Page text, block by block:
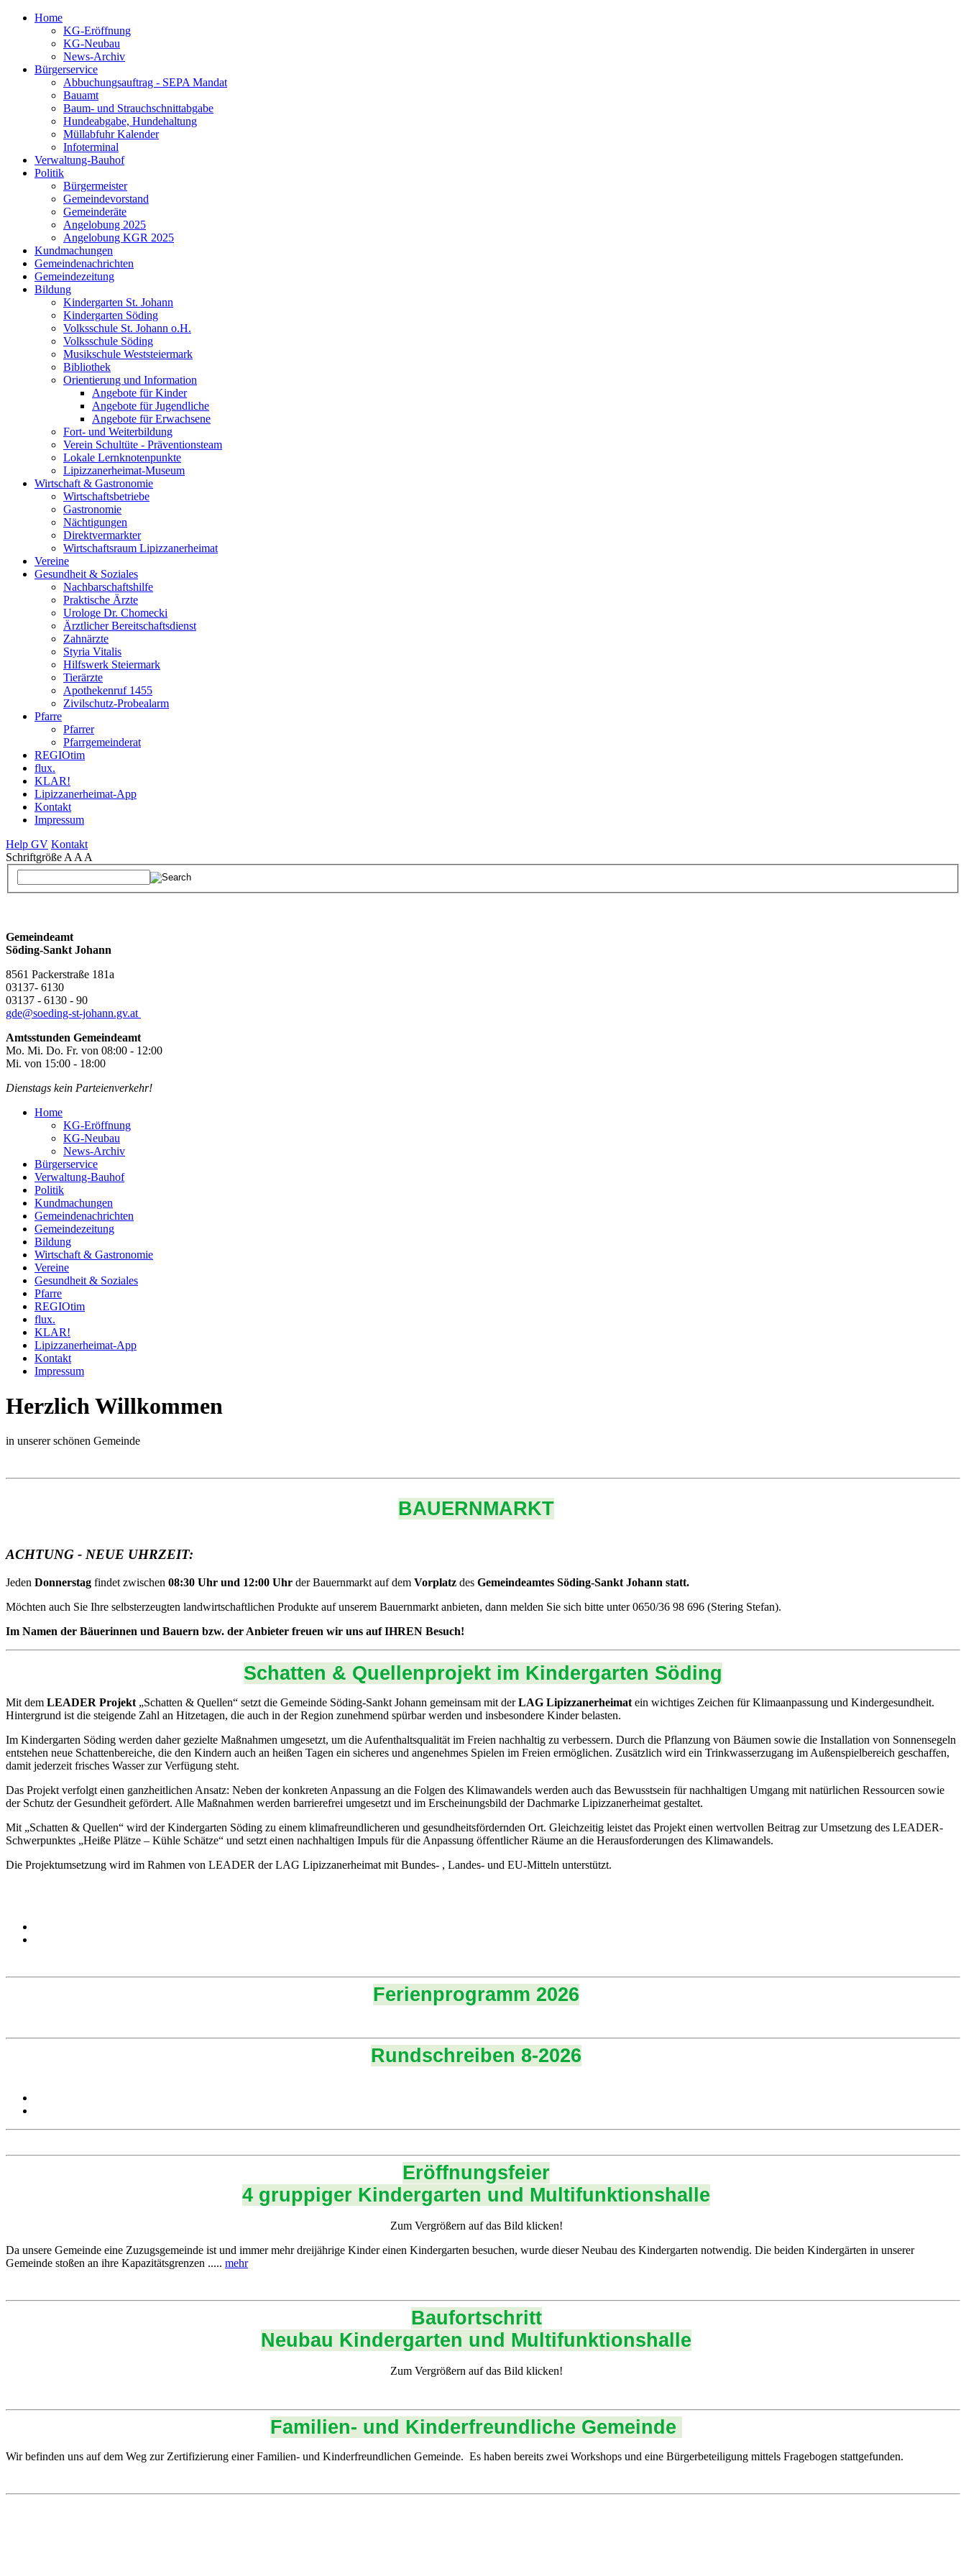
Home
KG-Eröffnung
KG-Neubau
News-Archiv
Bürgerservice
Abbuchungsauftrag - SEPA Mandat
Bauamt
Baum- und Strauchschnittabgabe
Hundeabgabe, Hundehaltung
Müllabfuhr Kalender
Infoterminal
Verwaltung-Bauhof
Politik
Bürgermeister
Gemeindevorstand
Gemeinderäte
Angelobung 2025
Angelobung KGR 2025
Kundmachungen
Gemeindenachrichten
Gemeindezeitung
Bildung
Kindergarten St. Johann
Kindergarten Söding
Volksschule St. Johann o.H.
Volksschule Söding
Musikschule Weststeiermark
Bibliothek
Orientierung und Information
Angebote für Kinder
Angebote für Jugendliche
Angebote für Erwachsene
Fort- und Weiterbildung
Verein Schultüte - Präventionsteam
Lokale Lernknotenpunkte
Lipizzanerheimat-Museum
Wirtschaft & Gastronomie
Wirtschaftsbetriebe
Gastronomie
Nächtigungen
Direktvermarkter
Wirtschaftsraum Lipizzanerheimat
Vereine
Gesundheit & Soziales
Nachbarschaftshilfe
Praktische Ärzte
Urologe Dr. Chomecki
Ärztlicher Bereitschaftsdienst
Zahnärzte
Styria Vitalis
Hilfswerk Steiermark
Tierärzte
Apothekenruf 1455
Zivilschutz-Probealarm
Pfarre
Pfarrer
Pfarrgemeinderat
REGIOtim
flux.
KLAR!
Lipizzanerheimat-App
Kontakt
Impressum
Help GV Kontakt
Schriftgröße A A A
Gemeindeamt
Söding-Sankt Johann
8561 Packerstraße 181a
03137- 6130
03137 - 6130 - 90
gde@soeding-st-johann.gv.at
Amtsstunden Gemeindeamt
Mo. Mi. Do. Fr. von 08:00 - 12:00
Mi. von 15:00 - 18:00
Dienstags kein Parteienverkehr!
Home
KG-Eröffnung
KG-Neubau
News-Archiv
Bürgerservice
Verwaltung-Bauhof
Politik
Kundmachungen
Gemeindenachrichten
Gemeindezeitung
Bildung
Wirtschaft & Gastronomie
Vereine
Gesundheit & Soziales
Pfarre
REGIOtim
flux.
KLAR!
Lipizzanerheimat-App
Kontakt
Impressum
Herzlich Willkommen
in unserer schönen Gemeinde
BAUERNMARKT
ACHTUNG - NEUE UHRZEIT:
Jeden Donnerstag findet zwischen 08:30 Uhr und 12:00 Uhr der Bauernmarkt auf dem Vorplatz des Gemeindeamtes Söding-Sankt Johann statt.
Möchten auch Sie Ihre selbsterzeugten landwirtschaftlichen Produkte auf unserem Bauernmarkt anbieten, dann melden Sie sich bitte unter 0650/36 98 696 (Stering Stefan).
Im Namen der Bäuerinnen und Bauern bzw. der Anbieter freuen wir uns auf IHREN Besuch!
Schatten & Quellenprojekt im Kindergarten Söding
Mit dem LEADER Projekt „Schatten & Quellen“ setzt die Gemeinde Söding-Sankt Johann gemeinsam mit derLAG Lipizzanerheimat ein wichtiges Zeichen für Klimaanpassung und Kindergesundheit.
Hintergrund ist die steigende Zahl an Hitzetagen, die auch in der Region zunehmend spürbar werden und insbesondere Kinder belasten.
Im Kindergarten Söding werden daher gezielte Maßnahmen umgesetzt, um die Aufenthaltsqualität im Freien nachhaltig zu verbessern. Durch die Pflanzung von Bäumen sowie die Installation von Sonnensegeln
entstehen neue Schattenbereiche, die den Kindern auch an heißen Tagen ein sicheres und angenehmes Spielen im Freien ermöglichen. Zusätzlich wird ein Trinkwasserzugang im Außenspielbereich geschaffen,
damit jederzeit frisches Wasser zur Verfügung steht.
Das Projekt verfolgt einen ganzheitlichen Ansatz: Neben der konkreten Anpassung an die Folgen des Klimawandels werden auch das Bewusstsein für nachhaltigen Umgang mit natürlichen Ressourcen sowie
der Schutz der Gesundheit gefördert. Alle Maßnahmen werden barrierefrei umgesetzt und im Erscheinungsbild der Dachmarke Lipizzanerheimat gestaltet.
Mit „Schatten & Quellen“ wird der Kindergarten Söding zu einem klimafreundlicheren und gesundheitsfördernden Ort. Gleichzeitig leistet das Projekt einen wertvollen Beitrag zur Umsetzung des LEADER-
Schwerpunktes „Heiße Plätze – Kühle Schätze“ und setzt einen nachhaltigen Impuls für die Anpassung öffentlicher Räume an die Herausforderungen des Klimawandels.
Die Projektumsetzung wird im Rahmen von LEADER der LAG Lipizzanerheimat mit Bundes- , Landes- und EU-Mitteln unterstützt.
Ferienprogramm 2026
Rundschreiben 8-2026
Eröffnungsfeier
4 gruppiger Kindergarten und Multifunktionshalle
Zum Vergrößern auf das Bild klicken!
Da unsere Gemeinde eine Zuzugsgemeinde ist und immer mehr dreijährige Kinder einen Kindergarten besuchen, wurde dieser Neubau des Kindergarten notwendig. Die beiden Kindergärten in unserer
Gemeinde stoßen an ihre Kapazitätsgrenzen ..... mehr
Baufortschritt
Neubau Kindergarten und Multifunktionshalle
Zum Vergrößern auf das Bild klicken!
Familien- und Kinderfreundliche Gemeinde
Wir befinden uns auf dem Weg zur Zertifizierung einer Familien- und Kinderfreundlichen Gemeinde. Es haben bereits zwei Workshops und eine Bürgerbeteiligung mittels Fragebogen stattgefunden.